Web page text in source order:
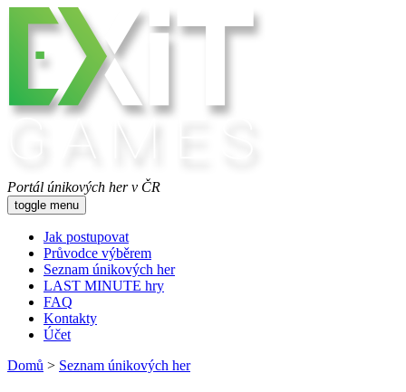
Portál únikových her v ČR
toggle menu
Jak postupovat
Průvodce výběrem
Seznam únikových her
LAST MINUTE hry
FAQ
Kontakty
Účet
Domů > Seznam únikových her